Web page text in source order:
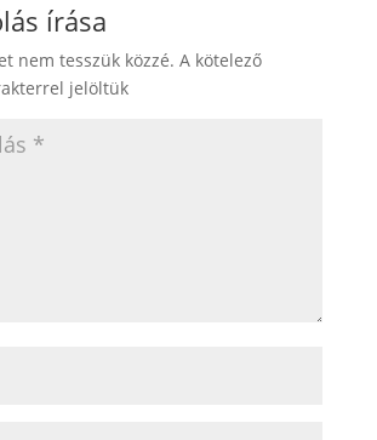
írása
nem tesszük közzé. A kötelező
jelöltük